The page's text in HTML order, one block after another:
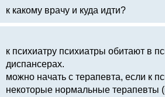
к какому врачу и куда идти?
к психиатру психиатры обитают в
диспансерах.
можно начать с терапевта, если к
некоторые нормальные терапевты